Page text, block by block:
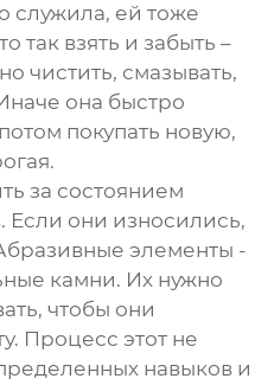
служила, ей тоже
так взять и забыть –
чистить, смазывать,
она быстро
покупать новую,
за состоянием
Если они износились,
элементы -
камни. Их нужно
чтобы они
Процесс этот не
навыков и